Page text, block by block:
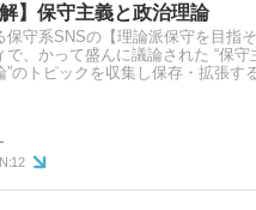
解】保守主義と政治理論
保守系SNSの【理論派保守を目指
かって盛んに議論された “保守主義に基づく政
”のトピックを収集し保存・拡張す
12